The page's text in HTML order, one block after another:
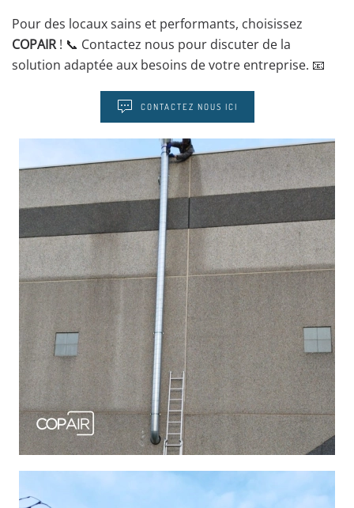
Pour des locaux sains et performants, choisissez
COPAIR! 📞 Contactez nous pour discuter de la
solution adaptée aux besoins de votre entreprise. 📧
CONTACTEZ NOUS ICI